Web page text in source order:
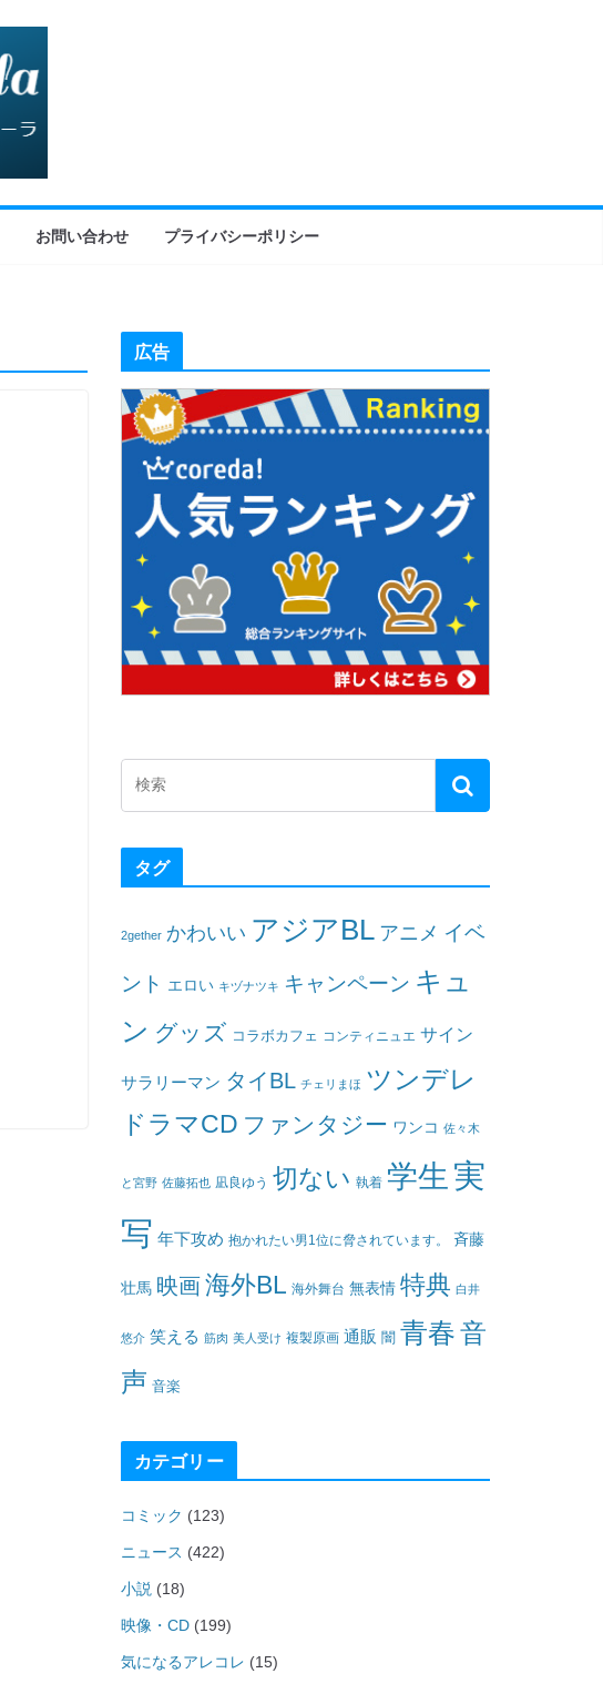
お問い合わせ プライバシーポリシー
広告
タグ
2gether かわいい アジアBL アニメ イベ
ント エロい キヅナツキ キャンペーン キュ
ン グッズ コラボカフェ コンティニュエ サイン
サラリーマン タイBL チェリまほ ツンデレ
ドラマCD ファンタジー ワンコ 佐々木
と宮野 佐藤拓也 凪良ゆう 切ない 執着 学生 実
写 年下攻め 抱かれたい男1位に脅されています。 斉藤
壮馬 映画海外BL 海外舞台 無表情 特典 白井
悠介 笑える 筋肉 美人受け 複製原画 通販 闇 青春音
声 音楽
カテゴリー
コミック (123)
ニュース (422)
小説 (18)
映像・CD (199)
気になるアレコレ (15)